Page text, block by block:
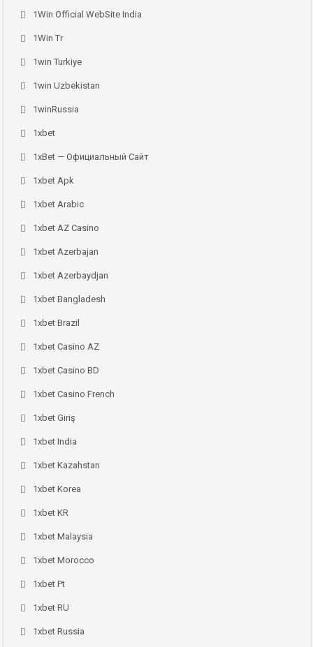
1Win Official WebSite India
1Win Tr
1win Turkiye
1win Uzbekistan
1winRussia
1xbet
1xBet — Официальный Сайт
1xbet Apk
1xbet Arabic
1xbet AZ Casino
1xbet Azerbajan
1xbet Azerbaydjan
1xbet Bangladesh
1xbet Brazil
1xbet Casino AZ
1xbet Casino BD
1xbet Casino French
1xbet Giriş
1xbet India
1xbet Kazahstan
1xbet Korea
1xbet KR
1xbet Malaysia
1xbet Morocco
1xbet Pt
1xbet RU
1xbet Russia